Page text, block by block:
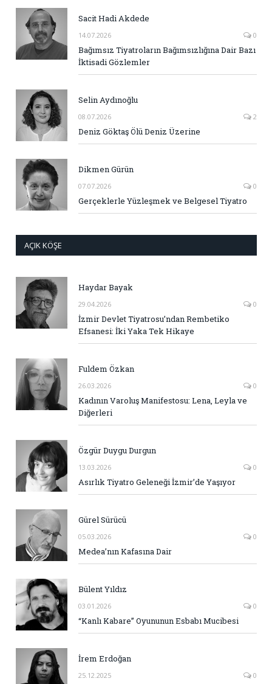
Sacit Hadi Akdede
14.07.2026 0
Bağımsız Tiyatroların Bağımsızlığına Dair Bazı
İktisadi Gözlemler
Selin Aydınoğlu
08.07.2026 2
Deniz Göktaş Ölü Deniz Üzerine
Dikmen Gürün
07.07.2026 0
Gerçeklerle Yüzleşmek ve Belgesel Tiyatro
AÇIK KÖŞE
Haydar Bayak
29.04.2026 0
İzmir Devlet Tiyatrosu’ndan Rembetiko
Efsanesi: İki Yaka Tek Hikaye
Fuldem Özkan
26.03.2026 0
Kadının Varoluş Manifestosu: Lena, Leyla ve
Diğerleri
Özgür Duygu Durgun
13.03.2026 0
Asırlık Tiyatro Geleneği İzmir’de Yaşıyor
Gürel Sürücü
05.03.2026 0
Medea’nın Kafasına Dair
Bülent Yıldız
03.01.2026 0
“Kanlı Kabare” Oyununun Esbabı Mucibesi
İrem Erdoğan
25.12.2025 0